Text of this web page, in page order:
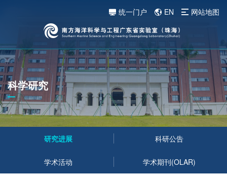
统一门户 EN 网站地图
科学研究
研究进展 科研公告
学术活动 学术期刊(OLAR)